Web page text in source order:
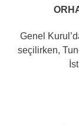
Genel
seçilirken,